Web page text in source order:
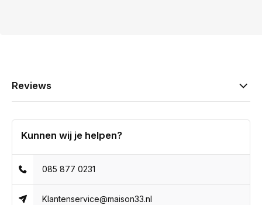
Reviews
Kunnen wij je helpen?
085 877 0231
Klantenservice@maison33.nl